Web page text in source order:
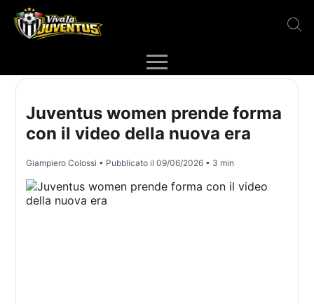
Juventus women prende forma
con il video della nuova era
Giampiero Colossi • Pubblicato il09/06/2026 • 3 min